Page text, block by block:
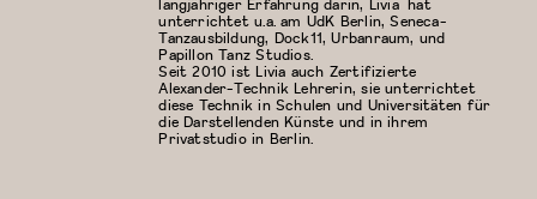
unterrichtet u.a. am UdK Berlin, Seneca-
Tanzausbildung, Dock11, Urbanraum, und
Papillon Tanz Studios.
Seit 2010 ist Livia auch Zertifizierte
Alexander-Technik Lehrerin, sie unterrichtet
diese Technik in Schulen und Universitäten für
die Darstellenden Künste und in ihrem
Privatstudio in Berlin.